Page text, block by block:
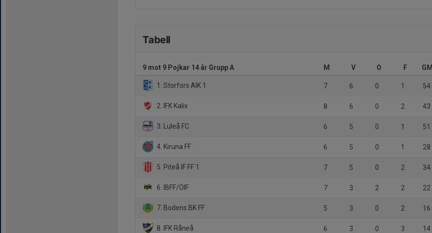
Tabell
9 mot 9 Pojkar 14 år Grupp A M V O F GM
1. Storfors AIK 1 7 6 0 1 54
2. IFK Kalix 8 6 0 2 43
3. Luleå FC 6 5 0 1 51
4. Kiruna FF 6 5 0 1 28
5. Piteå IF FF 1 7 5 0 2 34
6. IBFF/ÖIF 7 3 2 2 22
7. Bodens BK FF 5 3 0 2 16
8. IFK Råneå 6 3 0 3 14